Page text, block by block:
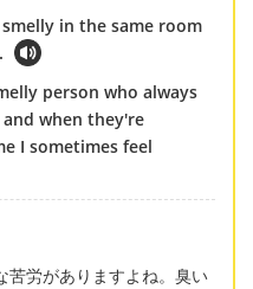
in the same room
person who always
when they're
I sometimes feel
苦労がありますよね。臭い